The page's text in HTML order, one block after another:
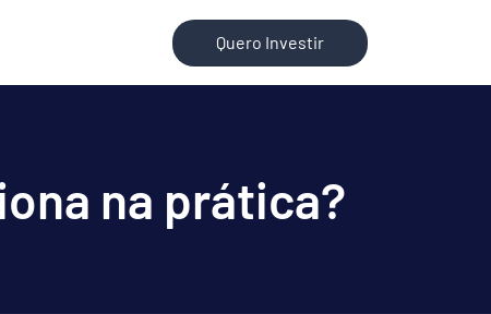
Quero Investir
na prática?